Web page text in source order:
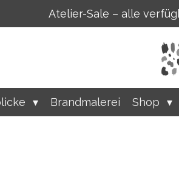
Atelier-Sale – alle
Brandmalerei Shop